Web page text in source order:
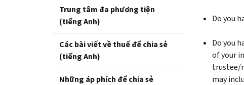
Trung tâm đa phương tiện
(tiếng Anh)
Các bài viết về thuế để chia sẻ
(tiếng Anh)
Những áp phích để chia sẻ
Do you
Do you
of your
trustee/
may